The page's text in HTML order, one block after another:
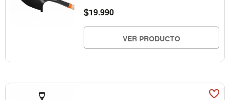
$19.990
VER PRODUCTO